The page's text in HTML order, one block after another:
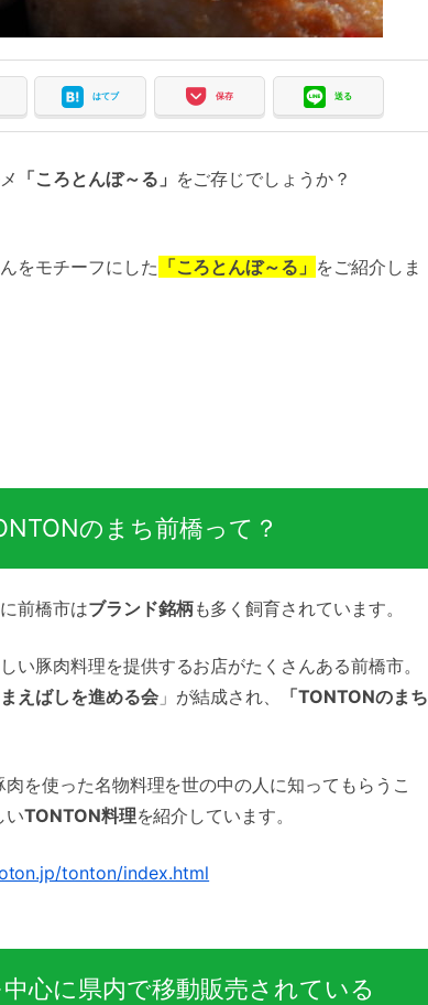
はてブ 保存 送る
「ころとんぼ～る」 をご存じでしょうか？
をモチーフにした 「ころとんぼ～る」 をご紹介しま
のまち前橋って？
前橋市はブランド銘柄も多く飼育されています。
い豚肉料理を提供するお店がたくさんある前橋市。
まえばしを進める会」が結成され、
「TONTONのまち
を使った名物料理を世の中の人に知ってもらうこ
いTONTON料理を紹介しています。
tonton/index.html
心に県内で移動販売されている